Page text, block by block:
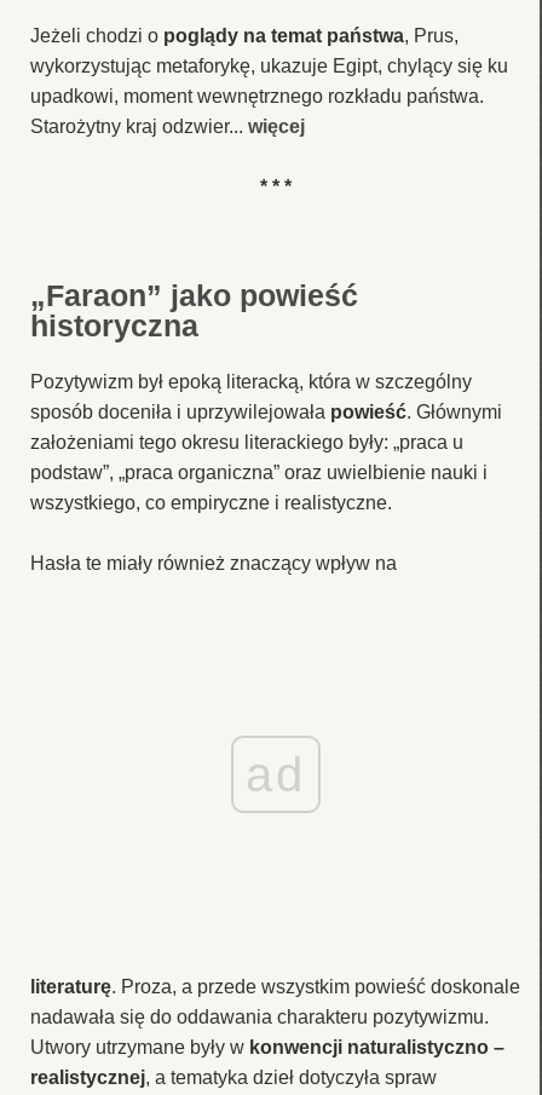
Jeżeli chodzi o poglądy na temat państwa, Prus,
wykorzystując metaforykę, ukazuje Egipt, chylący się ku
upadkowi, moment wewnętrznego rozkładu państwa.
Starożytny kraj odzwier... więcej
* * *
„Faraon” jako powieść
historyczna
Pozytywizm był epoką literacką, która w szczególny
sposób doceniła i uprzywilejowała powieść. Głównymi
założeniami tego okresu literackiego były: „praca u
podstaw”, „praca organiczna” oraz uwielbienie nauki i
wszystkiego, co empiryczne i realistyczne.
Hasła te miały również znaczący wpływ na
ad
literaturę. Proza, a przede wszystkim powieść doskonale
nadawała się do oddawania charakteru pozytywizmu.
Utwory utrzymane były w konwencji naturalistyczno –
realistycznej, a tematyka dzieł dotyczyła spraw